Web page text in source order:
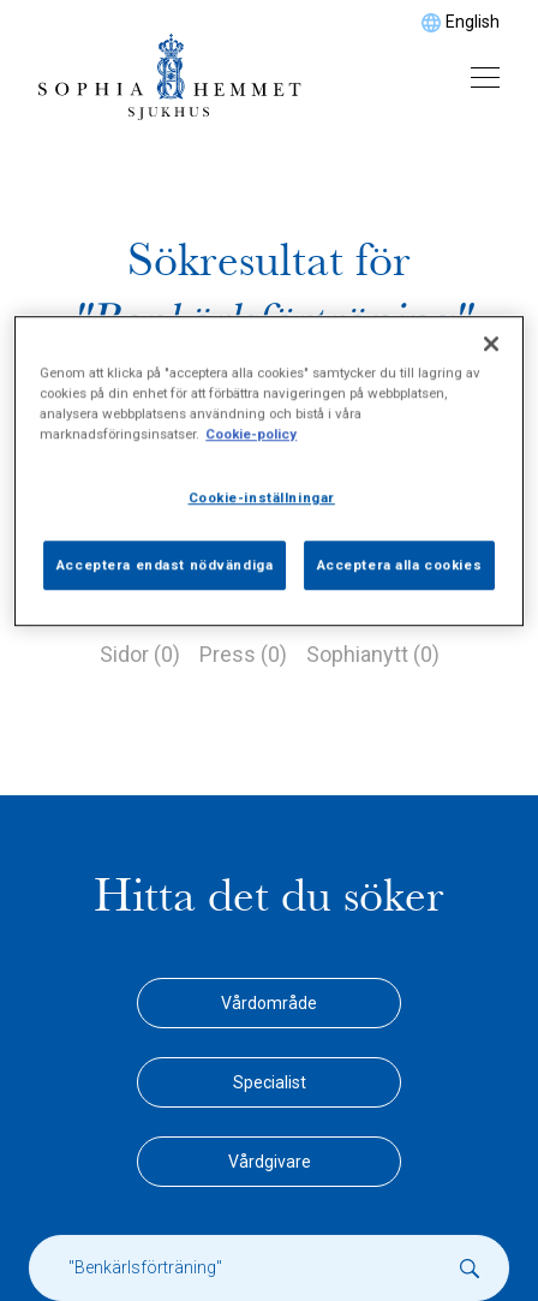
English
Sökresultat för
"Benkärlsförträning"
Sidor (0) Press (0) Sophianytt (0)
Hitta det du söker
Vårdområde
Specialist
Vårdgivare
Genom att klicka på "acceptera alla cookies" samtycker du till lagring av
cookies på din enhet för att förbättra navigeringen på webbplatsen,
analysera webbplatsens användning och bistå i våra
marknadsföringsinsatser. Cookie-policy
Cookie-inställningar
Acceptera endast nödvändiga Acceptera alla cookies